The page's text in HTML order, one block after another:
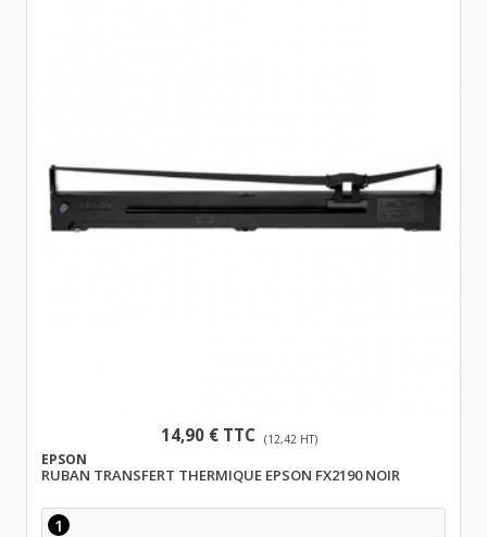
14,90 € TTC (12,42 HT)
EPSON
RUBAN TRANSFERT THERMIQUE EPSON FX2190 NOIR
1